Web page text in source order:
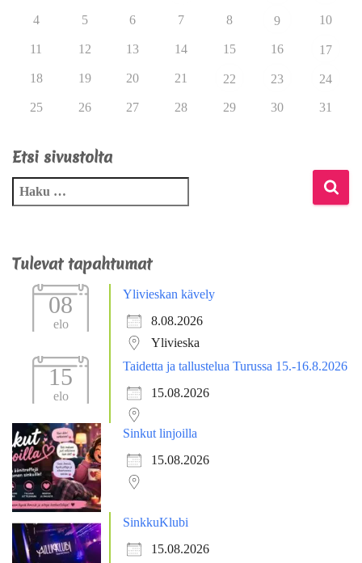
4 5 6 7 8 9 10
11 12 13 14 15 16 17
18 19 20 21 22 23 24
25 26 27 28 29 30 31
Etsi sivustolta
Tulevat tapahtumat
08
elo
Ylivieskan kävely
8.08.2026
Ylivieska
15
elo
Taidetta ja tallustelua Turussa 15.-16.8.2026
15.08.2026
Sinkut linjoilla
15.08.2026
SinkkuKlubi
15.08.2026